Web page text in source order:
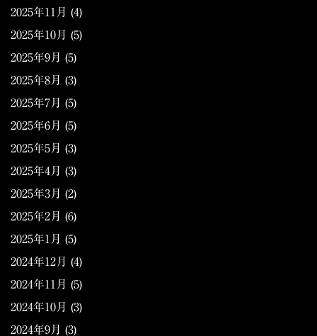
2025年11月 (4)
2025年10月 (5)
2025年9月 (5)
2025年8月 (3)
2025年7月 (5)
2025年6月 (5)
2025年5月 (3)
2025年4月 (3)
2025年3月 (2)
2025年2月 (6)
2025年1月 (5)
2024年12月 (4)
2024年11月 (5)
2024年10月 (3)
2024年9月 (3)